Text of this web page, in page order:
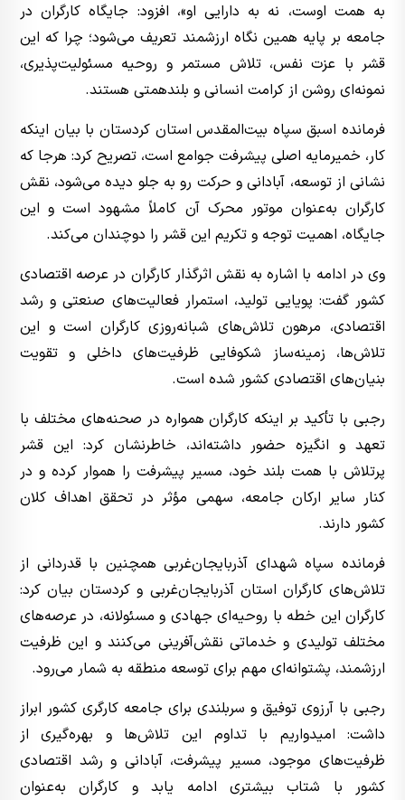
به همت اوست، نه به دارایی او»، افزود: جایگاه کارگران در
جامعه بر پایه همین نگاه ارزشمند تعریف می‌شود؛ چرا که این
قشر با عزت نفس، تلاش مستمر و روحیه مسئولیت‌پذیری،
نمونه‌ای روشن از کرامت انسانی و بلندهمتی هستند.
فرمانده اسبق سپاه بیت‌المقدس استان کردستان با بیان اینکه
کار، خمیرمایه اصلی پیشرفت جوامع است، تصریح کرد: هرجا که
نشانی از توسعه، آبادانی و حرکت رو به جلو دیده می‌شود، نقش
کارگران به‌عنوان موتور محرک آن کاملاً مشهود است و این
جایگاه، اهمیت توجه و تکریم این قشر را دوچندان می‌کند.
وی در ادامه با اشاره به نقش اثرگذار کارگران در عرصه اقتصادی
کشور گفت: پویایی تولید، استمرار فعالیت‌های صنعتی و رشد
اقتصادی، مرهون تلاش‌های شبانه‌روزی کارگران است و این
تلاش‌ها، زمینه‌ساز شکوفایی ظرفیت‌های داخلی و تقویت
بنیان‌های اقتصادی کشور شده است.
رجبی با تأکید بر اینکه کارگران همواره در صحنه‌های مختلف با
تعهد و انگیزه حضور داشته‌اند، خاطرنشان کرد: این قشر
پرتلاش با همت بلند خود، مسیر پیشرفت را هموار کرده و در
کنار سایر ارکان جامعه، سهمی مؤثر در تحقق اهداف کلان
کشور دارند.
فرمانده سپاه شهدای آذربایجان‌غربی همچنین با قدردانی از
تلاش‌های کارگران استان آذربایجان‌غربی و کردستان بیان کرد:
کارگران این خطه با روحیه‌ای جهادی و مسئولانه، در عرصه‌های
مختلف تولیدی و خدماتی نقش‌آفرینی می‌کنند و این ظرفیت
ارزشمند، پشتوانه‌ای مهم برای توسعه منطقه به شمار می‌رود.
رجبی با آرزوی توفیق و سربلندی برای جامعه کارگری کشور ابراز
داشت: امیدواریم با تداوم این تلاش‌ها و بهره‌گیری از
ظرفیت‌های موجود، مسیر پیشرفت، آبادانی و رشد اقتصادی
کشور با شتاب بیشتری ادامه یابد و کارگران به‌عنوان